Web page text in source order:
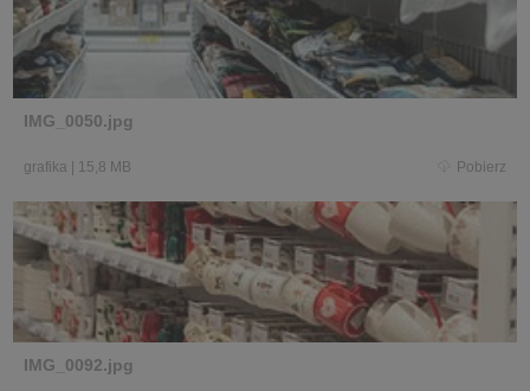
IMG_0050.jpg
grafika 15,8 MB Pobierz
IMG_0092.jpg